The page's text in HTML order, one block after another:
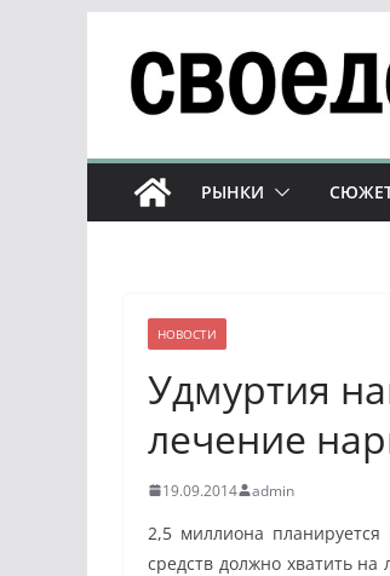
содержимому
РЫНКИ
НОВОСТИ
Удмуртия
лечение
19.09.2014 admin
2,5 миллиона
средств должно хватить